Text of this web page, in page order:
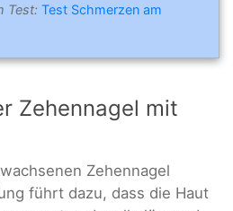
Test: Test Schmerzen am
Zehennagel mit
Zehennagel
führt dazu, dass die Haut